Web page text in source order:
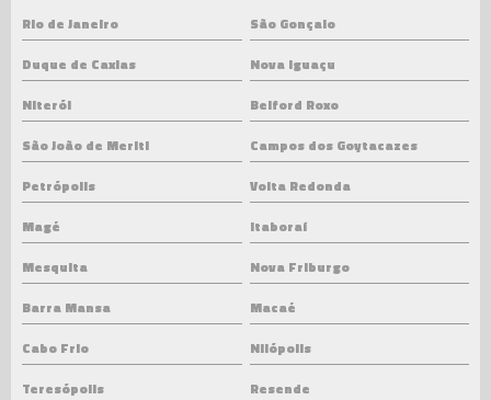
Rio de Janeiro
São Gonçalo
Duque de Caxias
Nova Iguaçu
Niterói
Belford Roxo
São João de Meriti
Campos dos Goytacazes
Petrópolis
Volta Redonda
Magé
Itaboraí
Mesquita
Nova Friburgo
Barra Mansa
Macaé
Cabo Frio
Nilópolis
Teresópolis
Resende